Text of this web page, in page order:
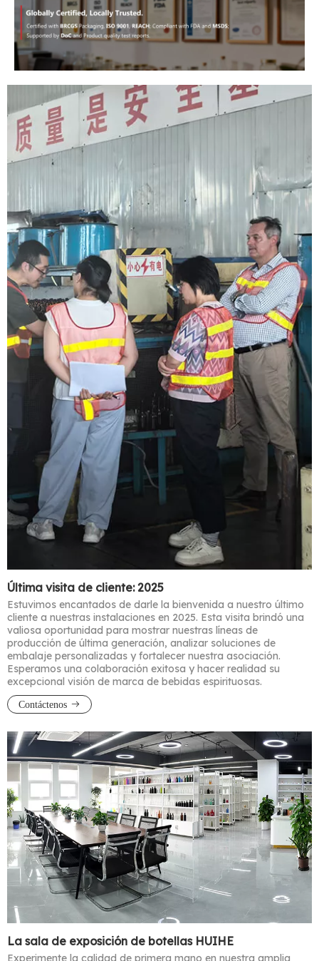
Última visita de cliente: 2025
Estuvimos encantados de darle la bienvenida a nuestro último
cliente a nuestras instalaciones en 2025. Esta visita brindó una
valiosa oportunidad para mostrar nuestras líneas de
producción de última generación, analizar soluciones de
embalaje personalizadas y fortalecer nuestra asociación.
Esperamos una colaboración exitosa y hacer realidad su
excepcional visión de marca de bebidas espirituosas.
Contáctenos
La sala de exposición de botellas HUIHE